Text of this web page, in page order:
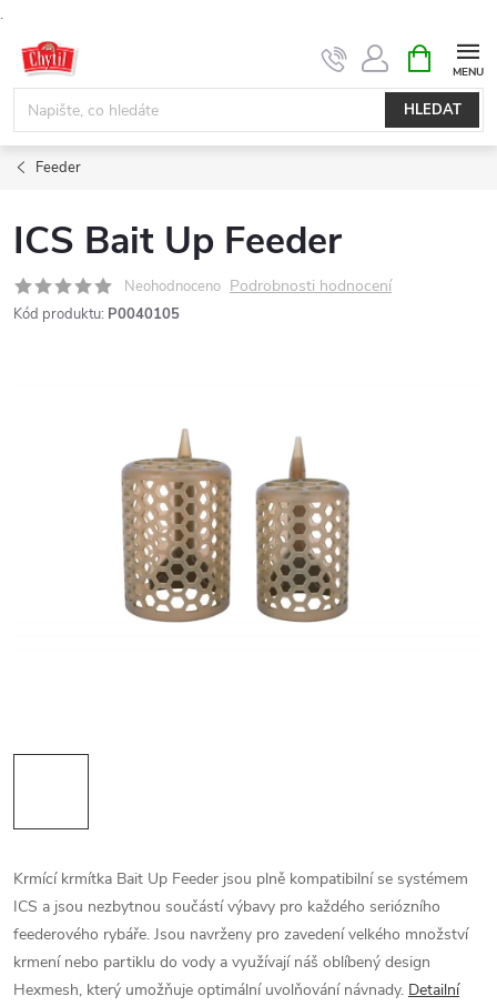
.
obsah
HLEDAT
NÁKUPNÍ
KOŠÍK
Feeder
ICS Bait Up Feeder
Neohodnoceno Podrobnosti hodnocení
Kód produktu: P0040105
Krmící krmítka Bait Up Feeder jsou plně kompatibilní se systémem
ICS a jsou nezbytnou součástí výbavy pro každého seriózního
feederového rybáře. Jsou navrženy pro zavedení velkého množství
krmení nebo partiklu do vody a využívají náš oblíbený design
Hexmesh, který umožňuje optimální uvolňování návnady. Detailní